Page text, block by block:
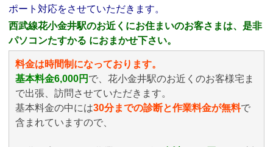
ポート対応をさせていただきます。
西武線花小金井駅のお近くにお住まいのお客さまは、是非
パソコンたすかる におまかせ下さい。
料金は時間制になっております。
基本料金6,000円 で、花小金井駅のお近くのお客様宅ま
で出張、訪問させていただきます。
基本料金の中には30分までの診断と作業料金が無料で
含まれていますので、